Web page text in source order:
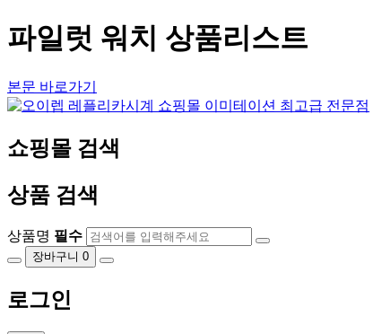
파일럿 워치 상품리스트
본문 바로가기
쇼핑몰 검색
상품 검색
상품명 필수
장바구니 0
로그인